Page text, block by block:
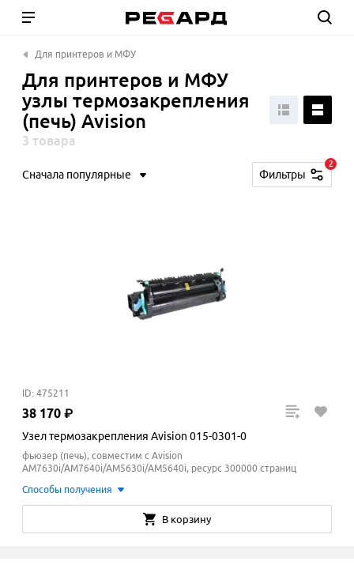
Для принтеров и МФУ
Для принтеров и МФУ
узлы термозакрепления
(печь) Avision
3 товара
Сначала популярные Фильтры
2
ID: 475211
38 170 ₽
Узел термозакрепления Avision 015-0301-0
фьюзер (печь), совместим с Avision
AM7630i/AM7640i/AM5630i/AM5640i, ресурс 300000 страниц
Способы получения
В корзину